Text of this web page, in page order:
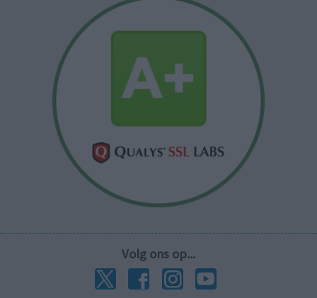
Volg ons op...